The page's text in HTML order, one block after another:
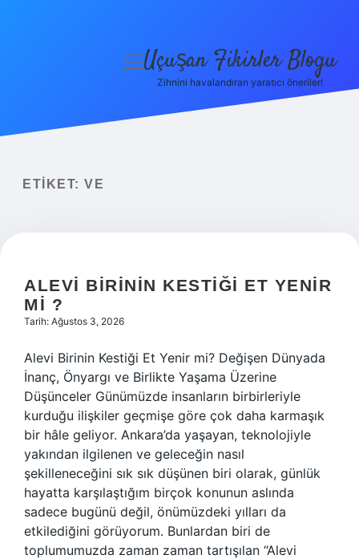
Yasal Uyarı
menüyü
Uçuşan Fikirler Blogu
Zihnini havalandıran yaratıcı öneriler!
ETIKET: VE
ALEVI BIRININ KESTIĞI ET YENIR
MI ?
Tarih: Ağustos 3, 2026
Alevi Birinin Kestiği Et Yenir mi? Değişen Dünyada
İnanç, Önyargı ve Birlikte Yaşama Üzerine
Düşünceler Günümüzde insanların birbirleriyle
kurduğu ilişkiler geçmişe göre çok daha karmaşık
bir hâle geliyor. Ankara’da yaşayan, teknolojiyle
yakından ilgilenen ve geleceğin nasıl
şekilleneceğini sık sık düşünen biri olarak, günlük
hayatta karşılaştığım birçok konunun aslında
sadece bugünü değil, önümüzdeki yılları da
etkilediğini görüyorum. Bunlardan biri de
toplumumuzda zaman zaman tartışılan “Alevi